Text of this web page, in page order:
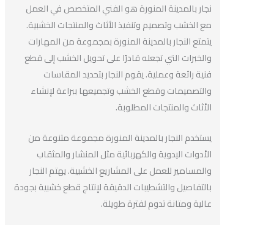
نجار بالمدينة المنورة هو الفني المتخصص في العمل
مع الخشب وتصميم وتنفيذ الأثاث والمنتجات الخشبية.
يتمتع النجار بالمدينة المنورة بمجموعة من المهارات
والخبرات التي تجعله قادرًا على تحويل الخشب إلى قطع
فنية رائعة وعملية. يقوم النجار بتحديد المقاسات
والتصميمات وقطع الخشب وتجميعها ببراعة لإنشاء
الأثاث والمنتجات المطلوبة.
يستخدم النجار بالمدينة المنورة مجموعة متنوعة من
الأدوات اليدوية والكهربائية مثل المنشار والمثقاب
والمسامير للعمل على المشاريع الخشبية. يهتم النجار
بالتفاصيل والتشطيبات الدقيقة لإنتاج قطع خشبية بجودة
عالية ومتانة تدوم لفترة طويلة.